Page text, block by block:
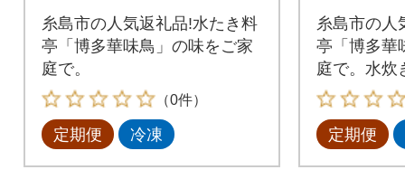
糸島市の人気返礼品!水たき料
亭「博多華味鳥」の味をご家
庭で。
（0件）
定期便 冷凍
糸島市の人
亭「博多華
庭で。水炊
トでお届け
定期便